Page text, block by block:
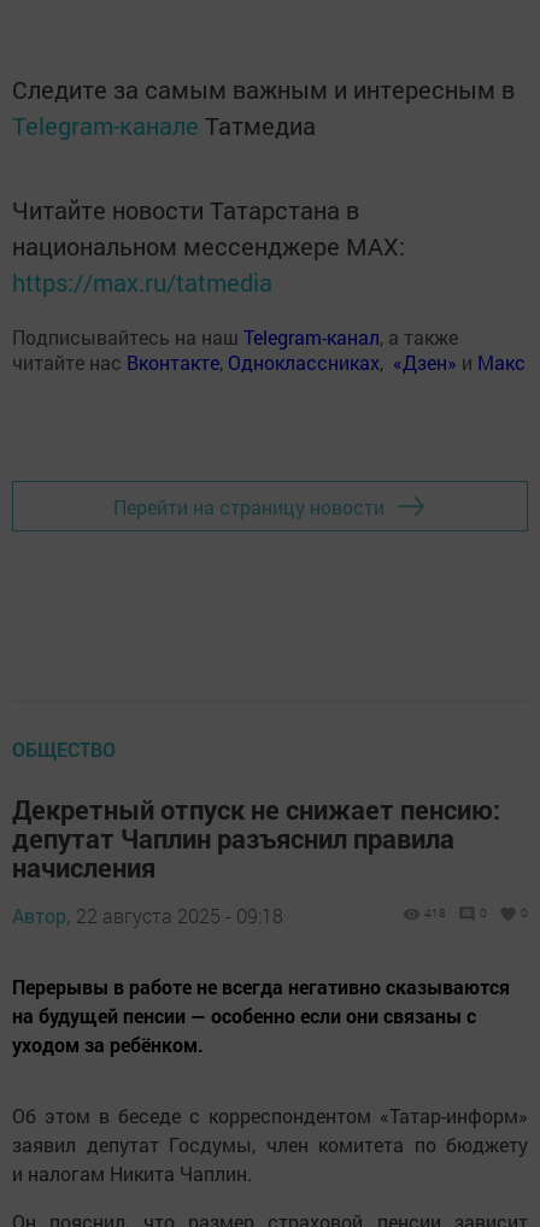
Следите за самым важным и интересным в
Telegram-канале Татмедиа
Читайте новости Татарстана в
национальном мессенджере MАХ:
https://max.ru/tatmedia
Подписывайтесь на наш Telegram-канал, а также
читайте нас Вконтакте, Одноклассниках, «Дзен» и Макс
Перейти на страницу новости
ОБЩЕСТВО
Декретный отпуск не снижает пенсию:
депутат Чаплин разъяснил правила
начисления
Автор, 22 августа 2025 - 09:18 418 0 0
Перерывы в работе не всегда негативно сказываются
на будущей пенсии — особенно если они связаны с
уходом за ребёнком.
Об этом в беседе с корреспондентом «Татар-информ»
заявил депутат Госдумы, член комитета по бюджету
и налогам Никита Чаплин.